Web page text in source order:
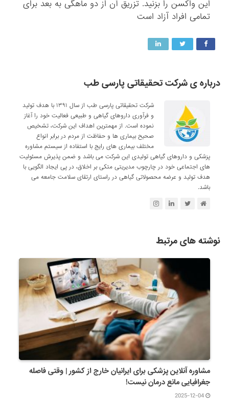
این واکسن را بزنید. تزریق آن از دو ماهگی به بعد برای
تمامی افراد آزاد است
درباره ی شرکت تحقیقاتی پارسی طب
شرکت تحقیقاتی پارسی طب از سال ۱۳۹۱ با هدف تولید
و فرآوری داروهای گیاهی و طبیعی فعالیت خود را آغاز
نموده است. از مهمترین اهداف این شرکت، تشخیص
صحیح بیماری ها و حفاظت از مردم در برابر انواع
مختلف بیماری های رایج با استفاده از سیستم مشاوره
پزشکی و داروهای گیاهی تولیدی این شرکت می باشد و ضمن پذیرش مسئولیت
های اجتماعی خود در چارچوب مدیریتی متکی بر اخلاق، در پی ایجاد الگویی با
هدف تولید و عرضه محصولاتی گیاهی در راستای ارتقای سلامت جامعه می
باشد.
نوشته های مرتبط
مشاوره آنلاین پزشکی برای ایرانیان خارج از کشور | وقتی فاصله
جغرافیایی مانع درمان نیست!
2025-12-04